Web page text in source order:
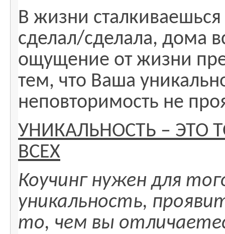
В жизни сталкиваешься
сделал/сделала, дома
ощущение от жизни
тем, что Ваша
неповторимость не
УНИКАЛЬНОСТЬ – ЭТО
ВСЕХ
Коучинг нужен для
уникальность,
то, чем вы